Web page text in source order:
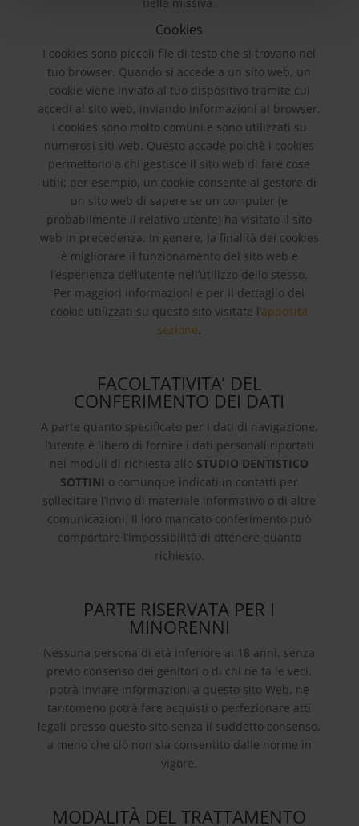
Cookies
I cookies sono piccoli file di testo che si trovano nel
tuo browser. Quando si accede a un sito web, un
cookie viene inviato al tuo dispositivo tramite cui
accedi al sito web, inviando informazioni al browser.
I cookies sono molto comuni e sono utilizzati su
numerosi siti web. Questo accade poichè i cookies
permettono a chi gestisce il sito web di fare cose
utili; per esempio, un cookie consente al gestore di
un sito web di sapere se un computer (e
probabilmente il relativo utente) ha visitato il sito
web in precedenza. In genere, la finalità dei cookies
è migliorare il funzionamento del sito web e
l’esperienza dell’utente nell’utilizzo dello stesso.
Per maggiori informazioni e per il dettaglio dei
cookie utilizzati su questo sito visitate l’apposita
sezione.
FACOLTATIVITA’ DEL
CONFERIMENTO DEI DATI
A parte quanto specificato per i dati di navigazione,
l’utente è libero di fornire i dati personali riportati
nei moduli di richiesta allo STUDIO DENTISTICO
SOTTINI o comunque indicati in contatti per
sollecitare l’invio di materiale informativo o di altre
comunicazioni. Il loro mancato conferimento può
comportare l’impossibilità di ottenere quanto
richiesto.
PARTE RISERVATA PER I
MINORENNI
Nessuna persona di età inferiore ai 18 anni, senza
previo consenso dei genitori o di chi ne fa le veci,
potrà inviare informazioni a questo sito Web, ne
tantomeno potrà fare acquisti o perfezionare atti
legali presso questo sito senza il suddetto consenso,
a meno che ciò non sia consentito dalle norme in
vigore.
MODALITÀ DEL TRATTAMENTO